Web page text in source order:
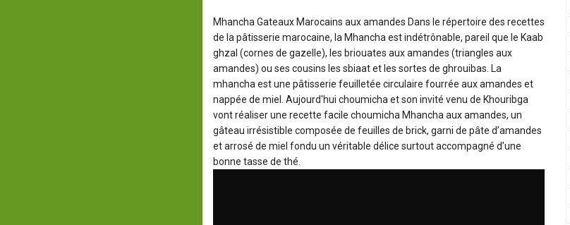
Mhancha Gateaux Marocains aux amandes Dans le répertoire des recettes
de la pâtisserie marocaine, la Mhancha est indétrônable, pareil que le Kaab
ghzal (cornes de gazelle), les briouates aux amandes (triangles aux
amandes) ou ses cousins les sbiaat et les sortes de ghrouibas. La
mhancha est une pâtisserie feuilletée circulaire fourrée aux amandes et
nappée de miel. Aujourd'hui choumicha et son invité venu de Khouribga
vont réaliser une recette facile choumicha Mhancha aux amandes, un
gâteau irrésistible composée de feuilles de brick, garni de pâte d’amandes
et arrosé de miel fondu un véritable délice surtout accompagné d’une
bonne tasse de thé.